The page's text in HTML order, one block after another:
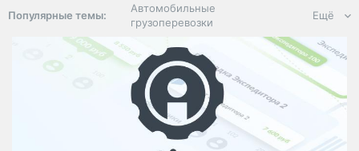
Популярные темы:
Автомобильные
грузоперевозки
Региональная
логистика
ЭДО, ИТ в
логистике
Дороги,
инфраструктура
Ещё